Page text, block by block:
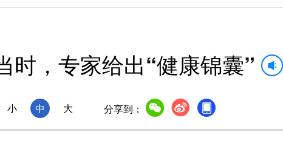
时，专家给出“健康锦囊”
小 中 大 分享到：